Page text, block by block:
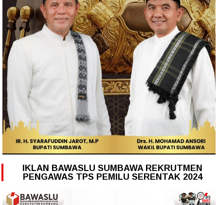
IKLAN BAWASLU SUMBAWA REKRUTMEN
PENGAWAS TPS PEMILU SERENTAK 2024